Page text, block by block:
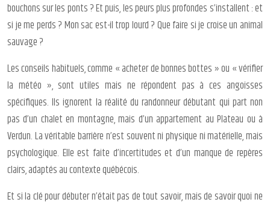
bouchons sur les ponts ? Et puis, les peurs plus profondes s’installent : et
si je me perds ? Mon sac est-il trop lourd ? Que faire si je croise un animal
sauvage ?
Les conseils habituels, comme « acheter de bonnes bottes » ou « vérifier
la météo », sont utiles mais ne répondent pas à ces angoisses
spécifiques. Ils ignorent la réalité du randonneur débutant qui part non
pas d’un chalet en montagne, mais d’un appartement au Plateau ou à
Verdun. La véritable barrière n’est souvent ni physique ni matérielle, mais
psychologique. Elle est faite d’incertitudes et d’un manque de repères
clairs, adaptés au contexte québécois.
Et si la clé pour débuter n’était pas de tout savoir, mais de savoir quoi ne